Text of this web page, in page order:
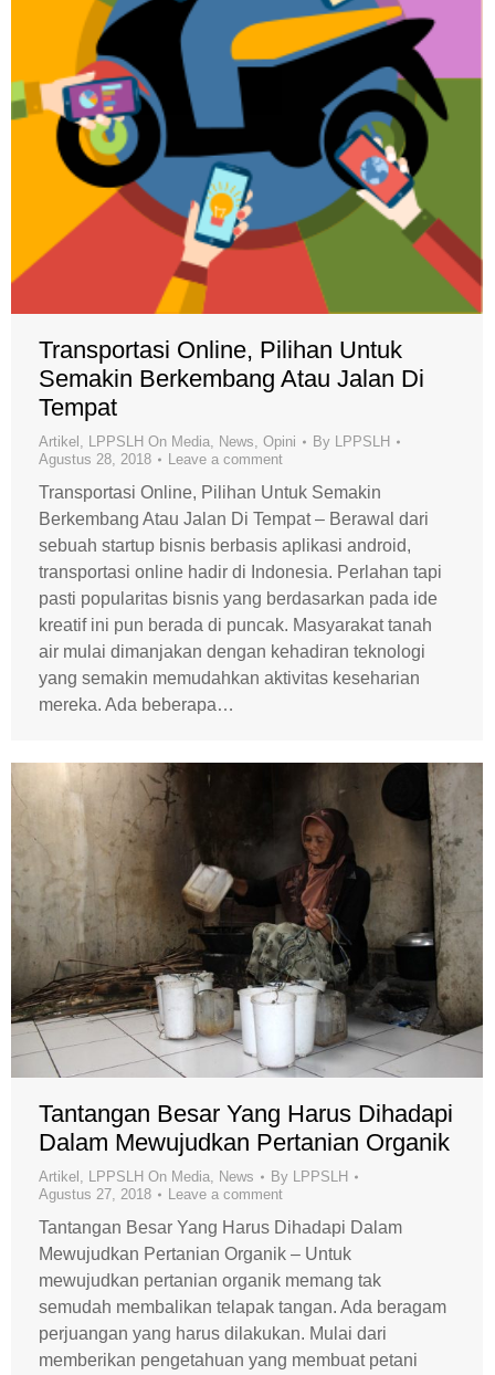
Transportasi Online, Pilihan Untuk
Semakin Berkembang Atau Jalan Di
Tempat
Artikel , LPPSLH On Media, News, Opini By LPPSLH
Agustus 28, 2018
Leave a comment
Transportasi Online, Pilihan Untuk Semakin
Berkembang Atau Jalan Di Tempat – Berawal dari
sebuah startup bisnis berbasis aplikasi android,
transportasi online hadir di Indonesia. Perlahan tapi
pasti popularitas bisnis yang berdasarkan pada ide
kreatif ini pun berada di puncak. Masyarakat tanah
air mulai dimanjakan dengan kehadiran teknologi
yang semakin memudahkan aktivitas keseharian
mereka. Ada beberapa…
Tantangan Besar Yang Harus Dihadapi
Dalam Mewujudkan Pertanian Organik
Artikel LPPSLH On Media News By LPPSLH
Agustus 27, 2018
Leave a comment
Tantangan Besar Yang Harus Dihadapi Dalam
Mewujudkan Pertanian Organik – Untuk
mewujudkan pertanian organik memang tak
semudah membalikan telapak tangan. Ada beragam
perjuangan yang harus dilakukan. Mulai dari
memberikan pengetahuan yang membuat petani